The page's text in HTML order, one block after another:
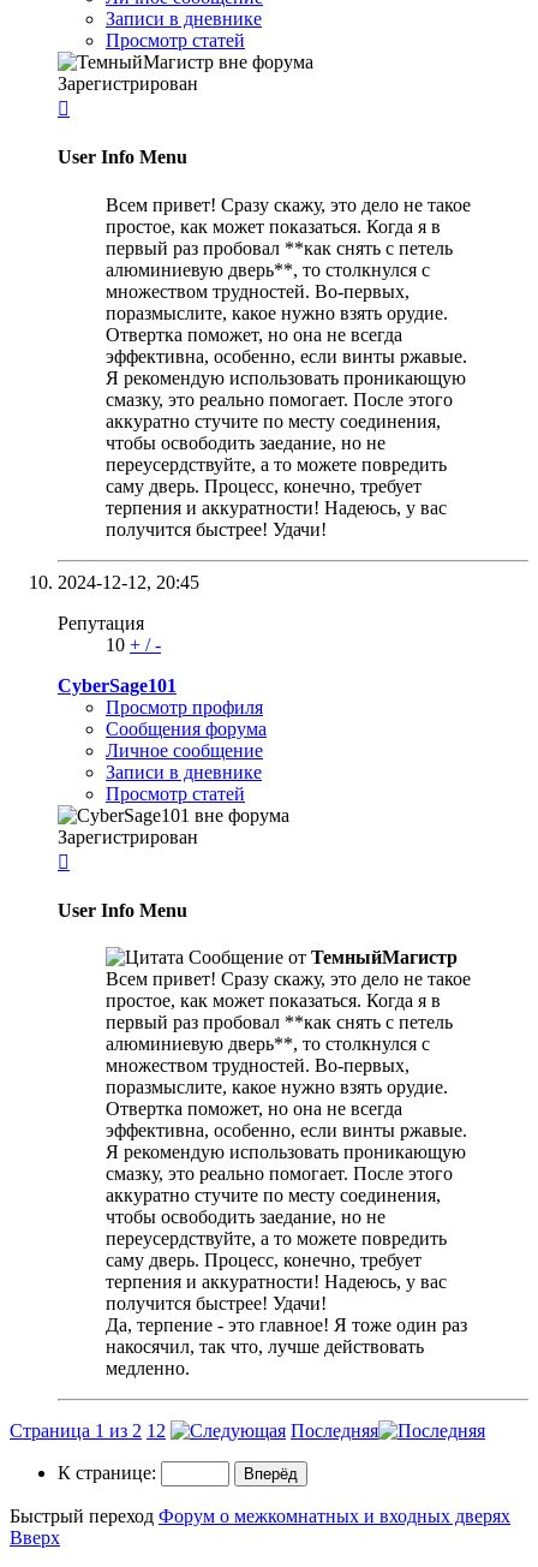
Записи в дневнике
Просмотр статей
Зарегистрирован

User Info Menu
Всем привет! Сразу скажу, это дело не такое
простое, как может показаться. Когда я в
первый раз пробовал **как снять с петель
алюминиевую дверь**, то столкнулся с
множеством трудностей. Во-первых,
поразмыслите, какое нужно взять орудие.
Отвертка поможет, но она не всегда
эффективна, особенно, если винты ржавые.
Я рекомендую использовать проникающую
смазку, это реально помогает. После этого
аккуратно стучите по месту соединения,
чтобы освободить заедание, но не
переусердствуйте, а то можете повредить
саму дверь. Процесс, конечно, требует
терпения и аккуратности! Надеюсь, у вас
получится быстрее! Удачи!
2024-12-12, 20:45
Репутация
10 + /-
CyberSage101
Просмотр профиля
Сообщения форума
Личное сообщение
Записи в дневнике
Просмотр статей
Зарегистрирован

User Info Menu
Сообщение от ТемныйМагистр
Всем привет! Сразу скажу, это дело не такое
простое, как может показаться. Когда я в
первый раз пробовал **как снять с петель
алюминиевую дверь**, то столкнулся с
множеством трудностей. Во-первых,
поразмыслите, какое нужно взять орудие.
Отвертка поможет, но она не всегда
эффективна, особенно, если винты ржавые.
Я рекомендую использовать проникающую
смазку, это реально помогает. После этого
аккуратно стучите по месту соединения,
чтобы освободить заедание, но не
переусердствуйте, а то можете повредить
саму дверь. Процесс, конечно, требует
терпения и аккуратности! Надеюсь, у вас
получится быстрее! Удачи!
Да, терпение - это главное! Я тоже один раз
накосячил, так что, лучше действовать
медленно.
Страница 1 из 2 1 2 Последняя
К странице:
Быстрый переход Форум о межкомнатных и входных дверях
Вверх